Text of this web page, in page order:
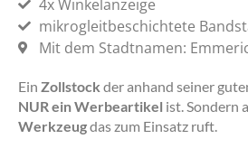
4x Winkelanzeige
mikrogleitbeschichtete
Mit dem Stadtnamen:
Ein Zollstock der anhand seiner
NUR ein Werbeartikel ist. Sondern
Werkzeugdas zum Einsatz ruft.